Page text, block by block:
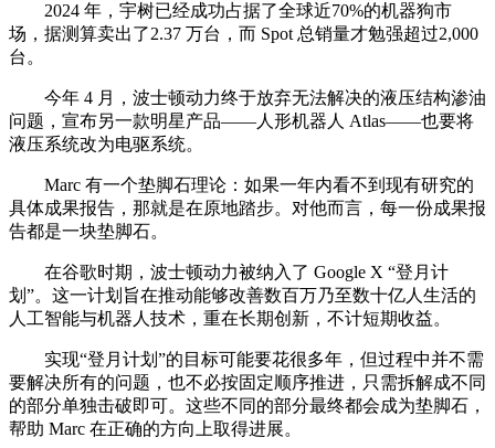
2024 年，宇树已经成功占据了全球近70%的机器狗市
场，据测算卖出了2.37 万台，而 Spot 总销量才勉强超过2,000
台。
今年 4 月，波士顿动力终于放弃无法解决的液压结构渗油
问题，宣布另一款明星产品——人形机器人 Atlas——也要将
液压系统改为电驱系统。
Marc 有一个垫脚石理论：如果一年内看不到现有研究的
具体成果报告，那就是在原地踏步。对他而言，每一份成果报
告都是一块垫脚石。
在谷歌时期，波士顿动力被纳入了 Google X “登月计
划”。这一计划旨在推动能够改善数百万乃至数十亿人生活的
人工智能与机器人技术，重在长期创新，不计短期收益。
实现“登月计划”的目标可能要花很多年，但过程中并不需
要解决所有的问题，也不必按固定顺序推进，只需拆解成不同
的部分单独击破即可。这些不同的部分最终都会成为垫脚石，
帮助 Marc 在正确的方向上取得进展。